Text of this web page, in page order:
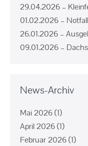
29.04.2026 –
01.02.2026 –
26.01.2026 –
09.01.2026 –
News-Archiv
Mai 2026(1)
April 2026(1)
Februar 2026(1)